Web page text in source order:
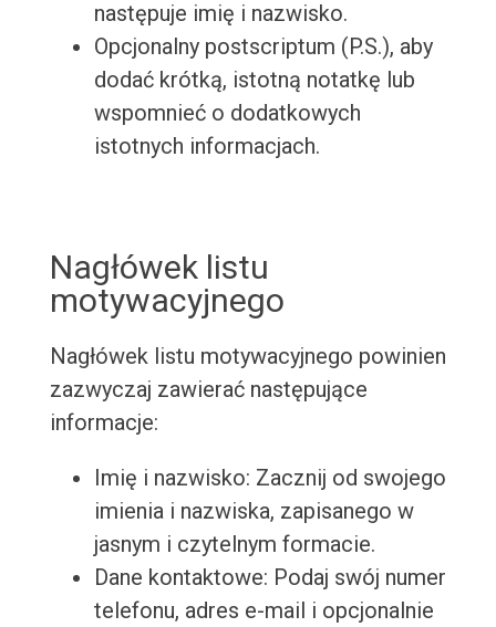
następuje imię i nazwisko.
Opcjonalny postscriptum (P.S.), aby
dodać krótką, istotną notatkę lub
wspomnieć o dodatkowych
istotnych informacjach.
Nagłówek listu
motywacyjnego
Nagłówek listu motywacyjnego powinien
zazwyczaj zawierać następujące
informacje:
Imię i nazwisko: Zacznij od swojego
imienia i nazwiska, zapisanego w
jasnym i czytelnym formacie.
Dane kontaktowe: Podaj swój numer
telefonu, adres e-mail i opcjonalnie